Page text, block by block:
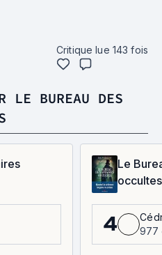
Critique lue 143 fois
LE BUREAU DES
Le
occultes
4
977